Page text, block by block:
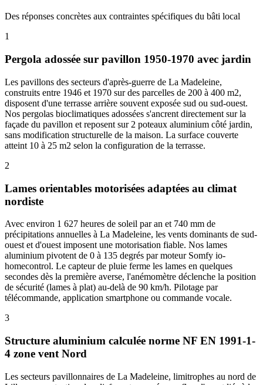
Des réponses concrètes aux contraintes spécifiques du bâti local
1
Pergola adossée sur pavillon 1950-1970 avec jardin
Les pavillons des secteurs d'après-guerre de La Madeleine,
construits entre 1946 et 1970 sur des parcelles de 200 à 400 m2,
disposent d'une terrasse arrière souvent exposée sud ou sud-ouest.
Nos pergolas bioclimatiques adossées s'ancrent directement sur la
façade du pavillon et reposent sur 2 poteaux aluminium côté jardin,
sans modification structurelle de la maison. La surface couverte
atteint 10 à 25 m2 selon la configuration de la terrasse.
2
Lames orientables motorisées adaptées au climat
nordiste
Avec environ 1 627 heures de soleil par an et 740 mm de
précipitations annuelles à La Madeleine, les vents dominants de sud-
ouest et d'ouest imposent une motorisation fiable. Nos lames
aluminium pivotent de 0 à 135 degrés par moteur Somfy io-
homecontrol. Le capteur de pluie ferme les lames en quelques
secondes dès la première averse, l'anémomètre déclenche la position
de sécurité (lames à plat) au-delà de 90 km/h. Pilotage par
télécommande, application smartphone ou commande vocale.
3
Structure aluminium calculée norme NF EN 1991-1-
4 zone vent Nord
Les secteurs pavillonnaires de La Madeleine, limitrophes au nord de